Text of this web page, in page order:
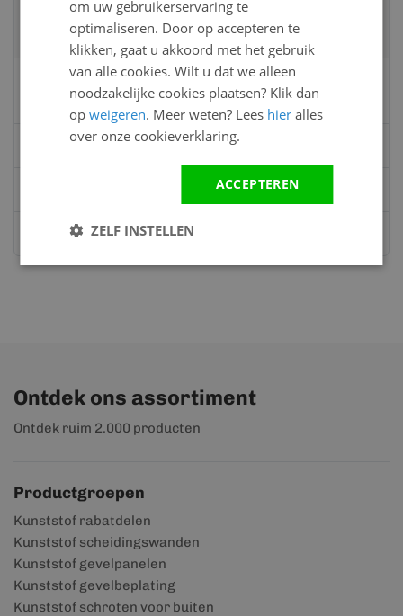
Neem contact op met een van onze
specialisten
Vandaag bereikbaar
van 08:00 tot 17:00 uur
0528 - 355190
info@kunststofbouwmateriaal.nl
Stuur ons een bericht op
Ontdek ons assortiment
Ontdek ruim 2.000 producten
Productgroepen
Kunststof rabatdelen
Kunststof scheidingswanden
Kunststof gevelpanelen
Kunststof gevelbeplating
Kunststof schroten voor buiten
om uw gebruikerservaring te
optimaliseren. Door op accepteren te
klikken, gaat u akkoord met het gebruik
van alle cookies. Wilt u dat we alleen
noodzakelijke cookies plaatsen? Klik dan
opweigeren. Meer weten? Lees hier alles
over onze cookieverklaring.
ACCEPTEREN
ZELF INSTELLEN